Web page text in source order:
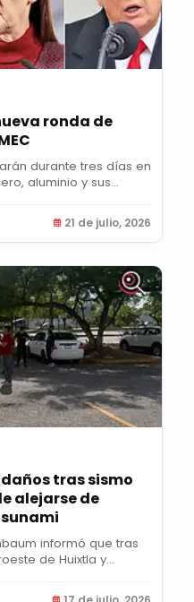
ronda de
durante tres días en
aluminio y sus...
21 de julio, 2026
tras sismo
alejarse de
informó que tras
de Huixtla y...